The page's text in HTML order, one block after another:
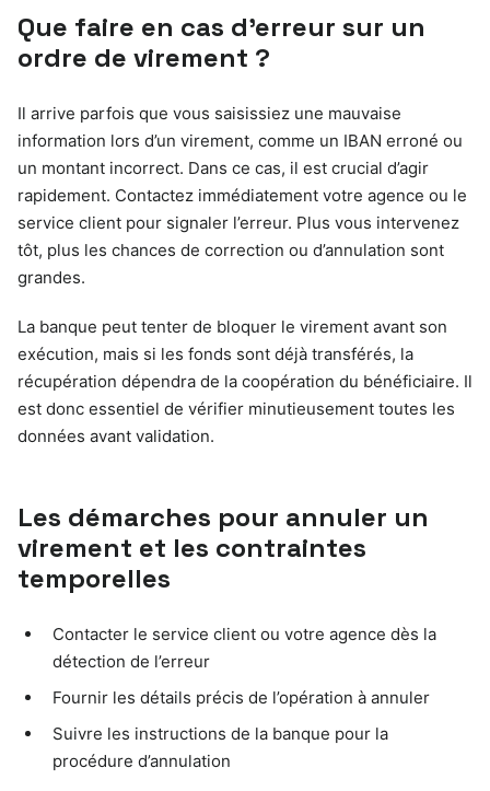
Que faire en cas d’erreur sur un
ordre de virement ?
Il arrive parfois que vous saisissiez une mauvaise
information lors d’un virement, comme un IBAN erroné ou
un montant incorrect. Dans ce cas, il est crucial d’agir
rapidement. Contactez immédiatement votre agence ou le
service client pour signaler l’erreur. Plus vous intervenez
tôt, plus les chances de correction ou d’annulation sont
grandes.
La banque peut tenter de bloquer le virement avant son
exécution, mais si les fonds sont déjà transférés, la
récupération dépendra de la coopération du bénéficiaire. Il
est donc essentiel de vérifier minutieusement toutes les
données avant validation.
Les démarches pour annuler un
virement et les contraintes
temporelles
Contacter le service client ou votre agence dès la
détection de l’erreur
Fournir les détails précis de l’opération à annuler
Suivre les instructions de la banque pour la
procédure d’annulation